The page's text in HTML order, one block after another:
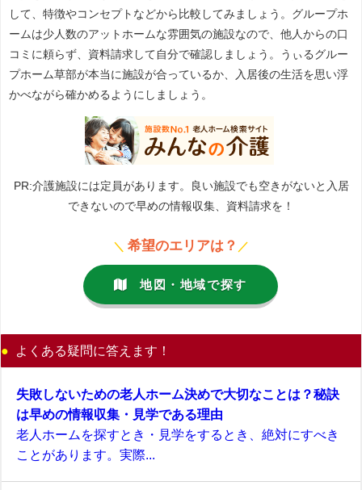
して、特徴やコンセプトなどから比較してみましょう。グループホ
ームは少人数のアットホームな雰囲気の施設なので、他人からの口
コミに頼らず、資料請求して自分で確認しましょう。うぃるグルー
プホーム草部が本当に施設が合っているか、入居後の生活を思い浮
かべながら確かめるようにしましょう。
PR:介護施設には定員があります。良い施設でも空きがないと入居
できないので早めの情報収集、資料請求を！
＼ 希望のエリアは？ ／
地図・地域で探す
よくある疑問に答えます！
失敗しないための老人ホーム決めで大切なことは？秘訣
は早めの情報収集・見学である理由
老人ホームを探すとき・見学をするとき、絶対にすべき
ことがあります。実際...